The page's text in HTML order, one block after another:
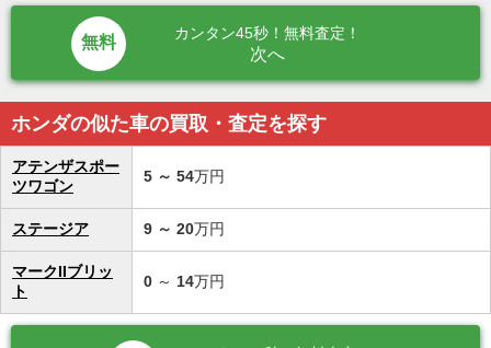
カンタン45秒！無料査定！
次へ
ホンダの似た車の買取・査定を探す
アテンザスポー
ツワゴン
5 ～ 54万円
ステージア 9 ～ 20万円
マークIIブリッ
ト
0 ～ 14万円